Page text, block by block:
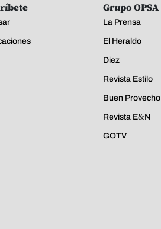
Grupo OPSA
La Prensa
El Heraldo
Diez
Revista Estilo
Buen Provecho
Revista E&N
GOTV